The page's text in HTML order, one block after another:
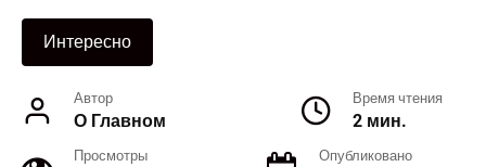
Интересно
Автор
О Главном
Время чтения
2 мин.
Просмотры Опубликовано